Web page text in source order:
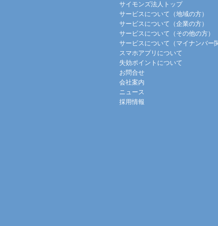
サイモンズ法人トップ
サービスについて（地域の方）
サービスについて（企業の方）
サービスについて（その他の方）
サービスについて（マイナンバー
スマホアプリについて
失効ポイントについて
お問合せ
会社案内
ニュース
採用情報